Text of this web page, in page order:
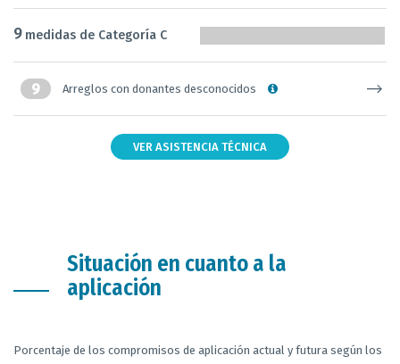
9 medidas de Categoría C
9 Arreglos con donantes desconocidos
VER ASISTENCIA TÉCNICA
Situación en cuanto a la
aplicación
Porcentaje de los compromisos de aplicación actual y futura según los